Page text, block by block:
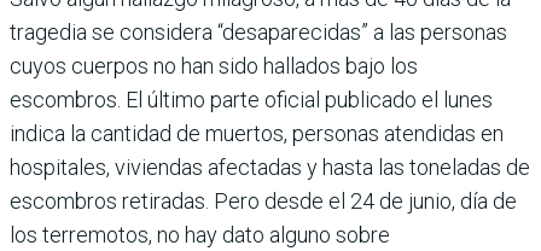
tragedia se considera “desaparecidas” a las personas
cuyos cuerpos no han sido hallados bajo los
escombros. El último parte oficial publicado el lunes
indica la cantidad de muertos, personas atendidas en
hospitales, viviendas afectadas y hasta las toneladas de
escombros retiradas. Pero desde el 24 de junio, día de
los terremotos, no hay dato alguno sobre